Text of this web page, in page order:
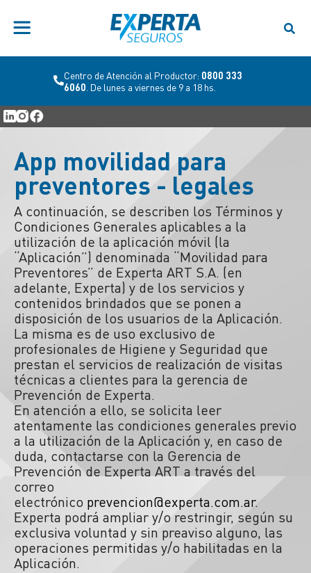
Centro de Atención al Productor: 0800 333
6060 . De lunes a viernes de 9 a 18 hs.
App movilidad para
preventores - legales
A continuación, se describen los Términos y
Condiciones Generales aplicables a la
utilización de la aplicación móvil (la
“Aplicación”) denominada “Movilidad para
Preventores” de Experta ART S.A. (en
adelante, Experta) y de los servicios y
contenidos brindados que se ponen a
disposición de los usuarios de la Aplicación.
La misma es de uso exclusivo de
profesionales de Higiene y Seguridad que
prestan el servicios de realización de visitas
técnicas a clientes para la gerencia de
Prevención de Experta.
En atención a ello, se solicita leer
atentamente las condiciones generales previo
a la utilización de la Aplicación y, en caso de
duda, contactarse con la Gerencia de
Prevención de Experta ART a través del
correo
electrónico prevencion@experta.com.ar.
Experta podrá ampliar y/o restringir, según su
exclusiva voluntad y sin preaviso alguno, las
operaciones permitidas y/o habilitadas en la
Aplicación.